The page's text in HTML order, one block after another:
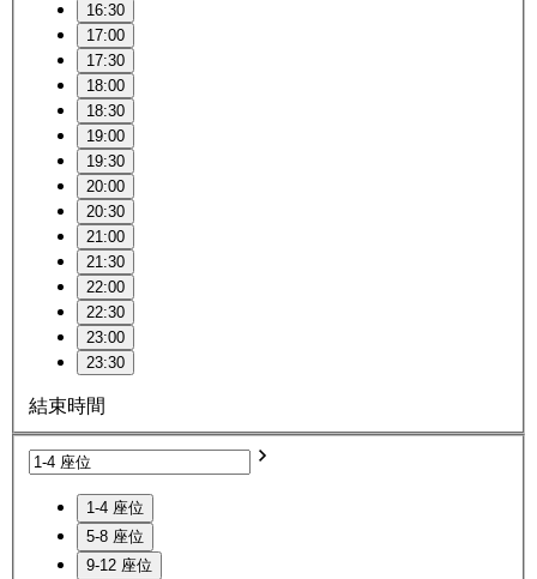
16:30
17:00
17:30
18:00
18:30
19:00
19:30
20:00
20:30
21:00
21:30
22:00
22:30
23:00
23:30
結束時間
1-4 座位
5-8 座位
9-12 座位